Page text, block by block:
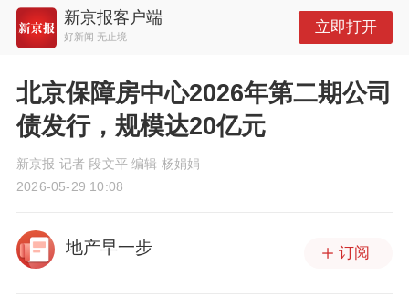
新京报客户端
好新闻 无止境
立即打开
北京保障房中心2026年第二期公司
债发行，规模达20亿元
新京报 记者 段文平 编辑 杨娟娟
2026-05-29 10:08
地产早一步 订阅